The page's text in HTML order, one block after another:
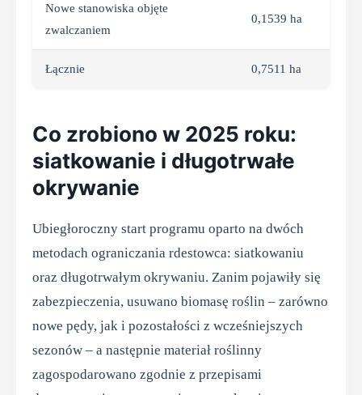
Nowe stanowiska objęte
zwalczaniem
0,1539 ha
Łącznie 0,7511 ha
Co zrobiono w 2025 roku:
siatkowanie i długotrwałe
okrywanie
Ubiegłoroczny start programu oparto na dwóch
metodach ograniczania rdestowca: siatkowaniu
oraz długotrwałym okrywaniu. Zanim pojawiły się
zabezpieczenia, usuwano biomasę roślin – zarówno
nowe pędy, jak i pozostałości z wcześniejszych
sezonów – a następnie materiał roślinny
zagospodarowano zgodnie z przepisami